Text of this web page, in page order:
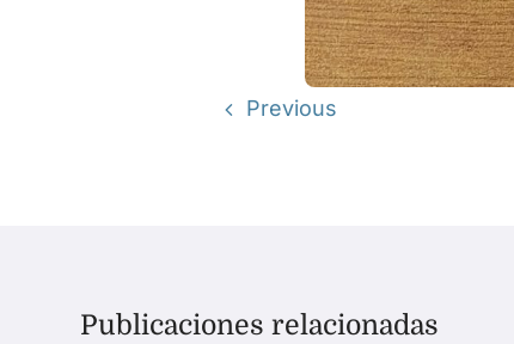
Previous
Publicaciones relacionadas